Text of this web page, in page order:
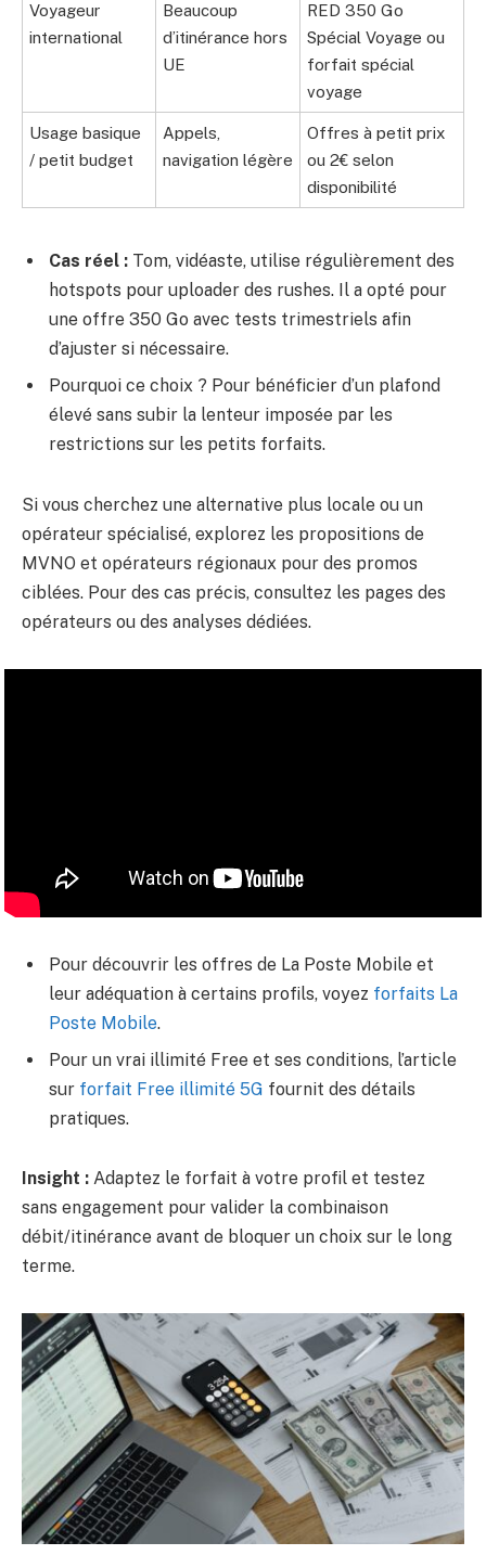
Voyageur
international
Beaucoup
d’itinérance hors
UE
RED 350 Go
Spécial Voyage ou
forfait spécial
voyage
Usage basique
/ petit budget
Appels,
navigation légère
Offres à petit prix
ou 2€ selon
disponibilité
Cas réel : Tom, vidéaste, utilise régulièrement des
hotspots pour uploader des rushes. Il a opté pour
une offre 350 Go avec tests trimestriels afin
d’ajuster si nécessaire.
Pourquoi ce choix ? Pour bénéficier d’un plafond
élevé sans subir la lenteur imposée par les
restrictions sur les petits forfaits.
Si vous cherchez une alternative plus locale ou un
opérateur spécialisé, explorez les propositions de
MVNO et opérateurs régionaux pour des promos
ciblées. Pour des cas précis, consultez les pages des
opérateurs ou des analyses dédiées.
Pour découvrir les offres de La Poste Mobile et
leur adéquation à certains profils, voyez forfaits La
Poste Mobile.
Pour un vrai illimité Free et ses conditions, l’article
sur forfait Free illimité 5G fournit des détails
pratiques.
Insight : Adaptez le forfait à votre profil et testez
sans engagement pour valider la combinaison
débit/itinérance avant de bloquer un choix sur le long
terme.